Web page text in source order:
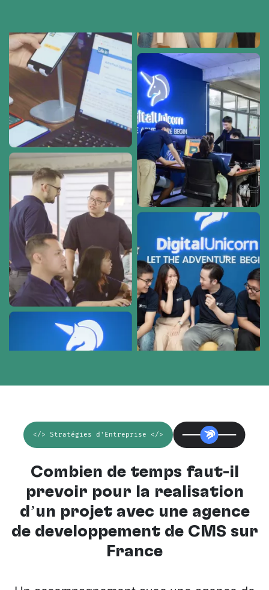
</> Stratégies d'Entreprise </>
Combien de temps faut-il
prévoir pour la réalisation
d’un projet avec une agence
de développement de CMS sur
France